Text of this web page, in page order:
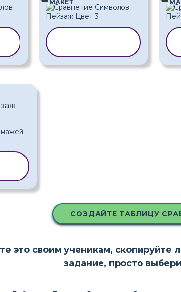
МАКЕТ
СОЗДАЙТЕ ТАБЛИЦУ
это своим ученикам, скопируйте
задание, просто